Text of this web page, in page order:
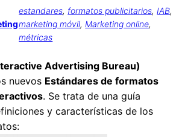
estandares, formatos publicitarios, IAB
marketing móvil, Marketing online
métricas
Advertising Bureau)
nuevos Estándares de formatos
. Se trata de una guía
y características de los